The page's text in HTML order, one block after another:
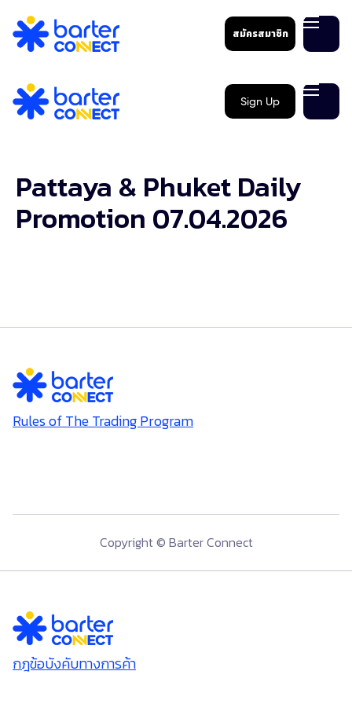
สมัครสมาชิก
Sign Up
Pattaya & Phuket Daily
Promotion 07.04.2026
Rules of The Trading Program
Copyright © Barter Connect
กฎข้อบังคับทางการค้า